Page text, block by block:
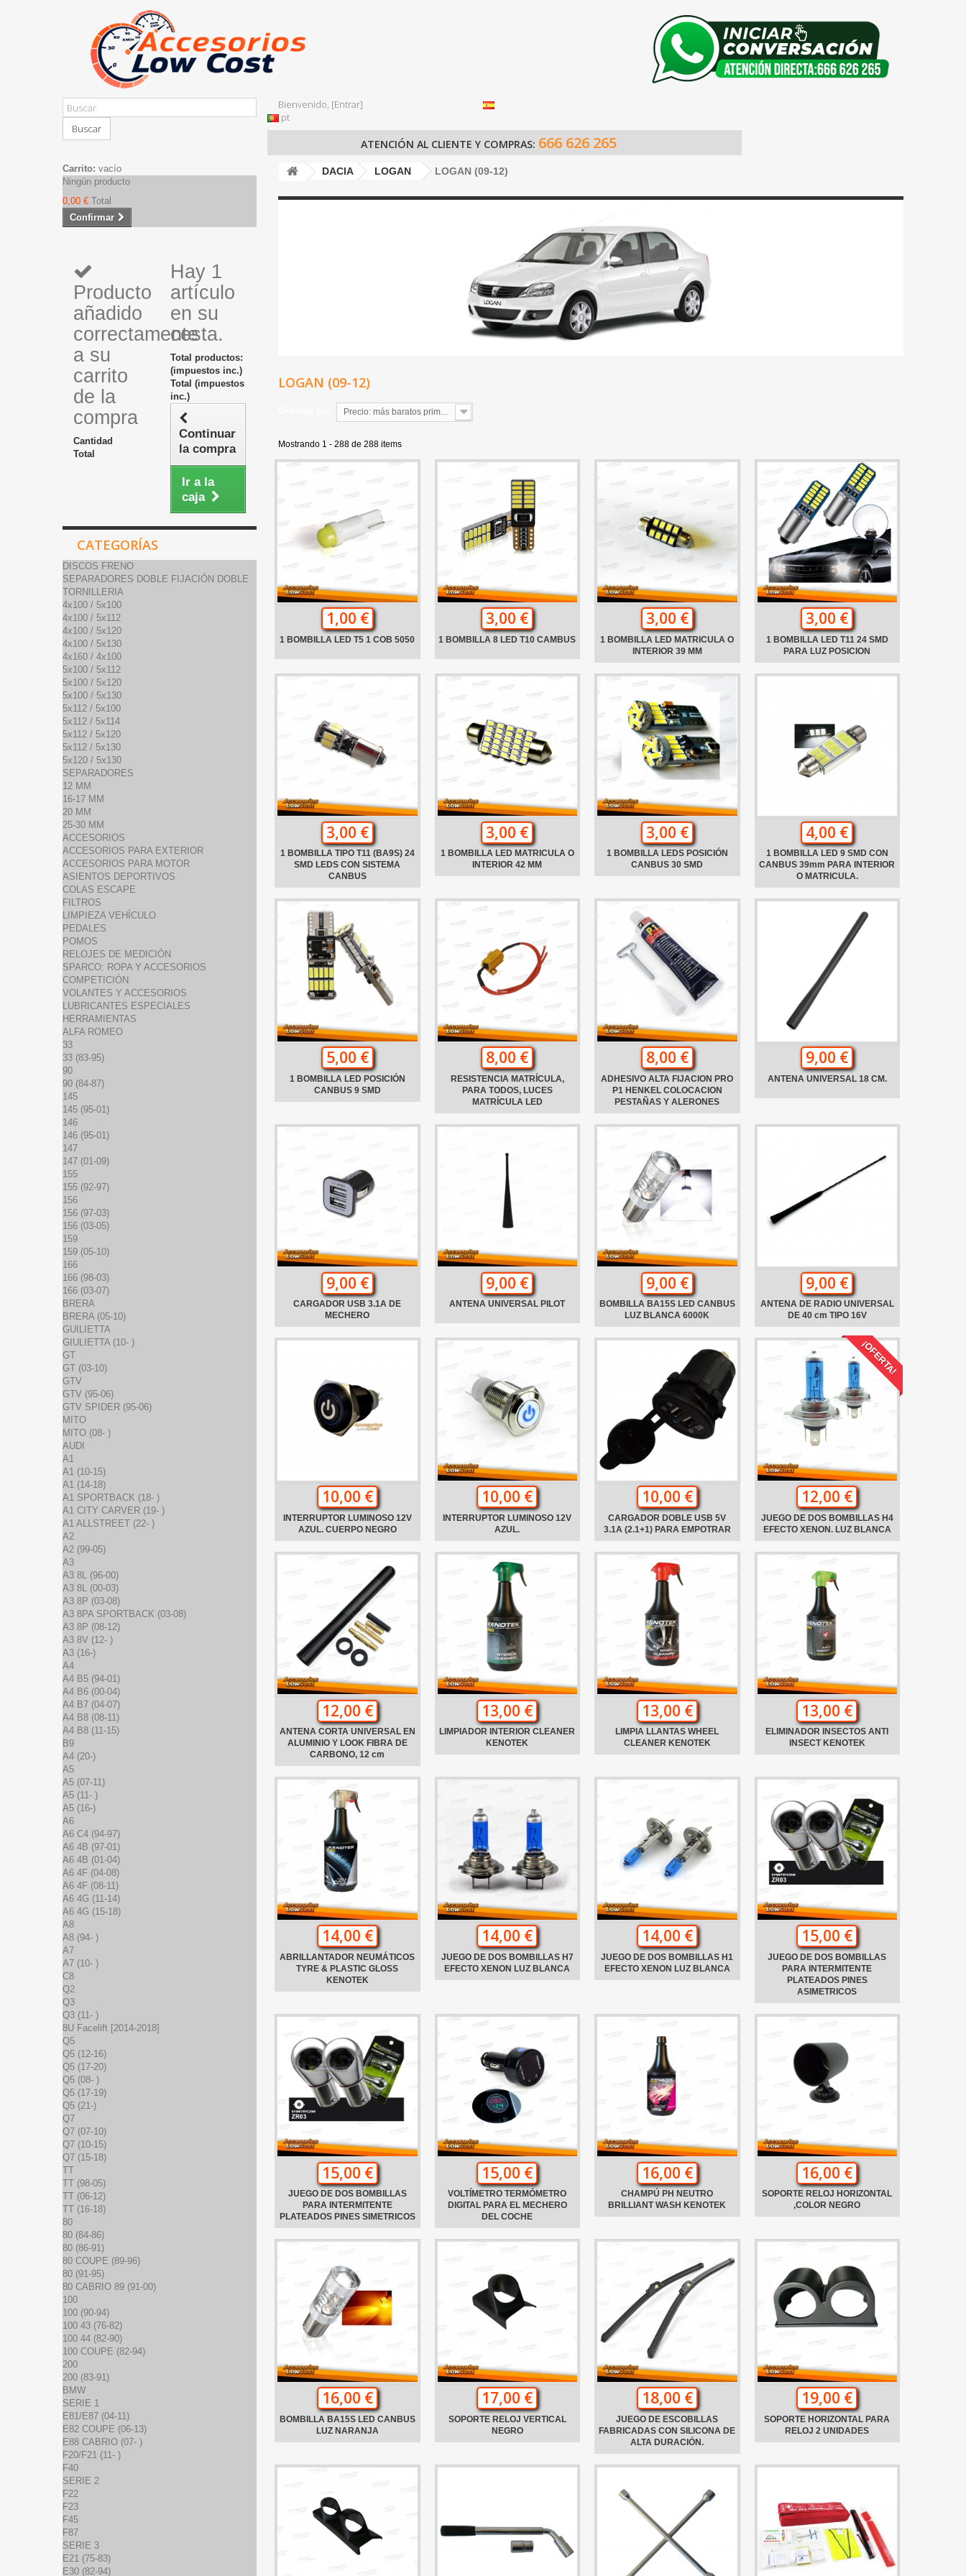
Buscar
Bienvenido, [Entrar]
pt
ATENCIÓN AL CLIENTE Y COMPRAS: 666 626 265
Carrito: vacío
Ningún producto
0,00 € Total
Confirmar
Producto
añadido
correctamente
a su
carrito
de la
compra
Cantidad
Total
Hay 1
artículo
en su
cesta.
Total productos:
(impuestos inc.)
Total (impuestos
inc.)
Continuar
la compra
Ir a la
caja
CATEGORÍAS
DISCOS FRENO
SEPARADORES DOBLE FIJACIÓN DOBLE
TORNILLERIA
4x100 / 5x100
4x100 / 5x112
4x100 / 5x120
4x100 / 5x130
4x160 / 4x100
5x100 / 5x112
5x100 / 5x120
5x100 / 5x130
5x112 / 5x100
5x112 / 5x114
5x112 / 5x120
5x112 / 5x130
5x120 / 5x130
SEPARADORES
12 MM
16-17 MM
20 MM
25-30 MM
ACCESORIOS
ACCESORIOS PARA EXTERIOR
ACCESORIOS PARA MOTOR
ASIENTOS DEPORTIVOS
COLAS ESCAPE
FILTROS
LIMPIEZA VEHÍCULO
PEDALES
POMOS
RELOJES DE MEDICIÓN
SPARCO: ROPA Y ACCESORIOS
COMPETICIÓN
VOLANTES Y ACCESORIOS
LUBRICANTES ESPECIALES
HERRAMIENTAS
ALFA ROMEO
33
33 (83-95)
90
90 (84-87)
145
145 (95-01)
146
146 (95-01)
147
147 (01-09)
155
155 (92-97)
156
156 (97-03)
156 (03-05)
159
159 (05-10)
166
166 (98-03)
166 (03-07)
BRERA
BRERA (05-10)
GUILIETTA
GIULIETTA (10- )
GT
GT (03-10)
GTV
GTV (95-06)
GTV SPIDER (95-06)
MITO
MITO (08- )
AUDI
A1
A1 (10-15)
A1 (14-18)
A1 SPORTBACK (18- )
A1 CITY CARVER (19- )
A1 ALLSTREET (22- )
A2
A2 (99-05)
A3
A3 8L (96-00)
A3 8L (00-03)
A3 8P (03-08)
A3 8PA SPORTBACK (03-08)
A3 8P (08-12)
A3 8V (12- )
A3 (16-)
A4
A4 B5 (94-01)
A4 B6 (00-04)
A4 B7 (04-07)
A4 B8 (08-11)
A4 B8 (11-15)
B9
A4 (20-)
A5
A5 (07-11)
A5 (11- )
A5 (16-)
A6
A6 C4 (94-97)
A6 4B (97-01)
A6 4B (01-04)
A6 4F (04-08)
A6 4F (08-11)
A6 4G (11-14)
A6 4G (15-18)
A8
A8 (94- )
A7
A7 (10- )
C8
Q2
Q3
Q3 (11- )
8U Facelift [2014-2018]
Q5
Q5 (12-16)
Q5 (17-20)
Q5 (08- )
Q5 (17-19)
Q5 (21-)
Q7
Q7 (07-10)
Q7 (10-15)
Q7 (15-18)
TT
TT (98-05)
TT (06-12)
TT (16-18)
80
80 (84-86)
80 (86-91)
80 COUPE (89-96)
80 (91-95)
80 CABRIO 89 (91-00)
100
100 (90-94)
100 43 (76-82)
100 44 (82-90)
100 COUPE (82-94)
200
200 (83-91)
BMW
SERIE 1
E81/E87 (04-11)
E82 COUPE (06-13)
E88 CABRIO (07- )
F20/F21 (11- )
F40
SERIE 2
F22
F23
F45
F87
SERIE 3
E21 (75-83)
E30 (82-94)
DACIA LOGAN LOGAN (09-12)
LOGAN (09-12)
Precio: más baratos primero
Mostrando 1 - 288 de 288 items
1,00 €
1 BOMBILLA LED T5 1 COB 5050
3,00 €
1 BOMBILLA 8 LED T10 CAMBUS
3,00 €
1 BOMBILLA LED MATRICULA O
INTERIOR 39 MM
3,00 €
1 BOMBILLA LED T11 24 SMD
PARA LUZ POSICION
3,00 €
1 BOMBILLA TIPO T11 (BA9S) 24
SMD LEDS CON SISTEMA
CANBUS
3,00 €
1 BOMBILLA LED MATRICULA O
INTERIOR 42 MM
3,00 €
1 BOMBILLA LEDS POSICIÓN
CANBUS 30 SMD
4,00 €
1 BOMBILLA LED 9 SMD CON
CANBUS 39mm PARA INTERIOR
O MATRICULA.
5,00 €
1 BOMBILLA LED POSICIÓN
CANBUS 9 SMD
8,00 €
RESISTENCIA MATRÍCULA,
PARA TODOS, LUCES
MATRÍCULA LED
8,00 €
ADHESIVO ALTA FIJACION PRO
P1 HENKEL COLOCACION
PESTAÑAS Y ALERONES
9,00 €
ANTENA UNIVERSAL 18 CM.
9,00 €
CARGADOR USB 3.1A DE
MECHERO
9,00 €
ANTENA UNIVERSAL PILOT
9,00 €
BOMBILLA BA15S LED CANBUS
LUZ BLANCA 6000K
9,00 €
ANTENA DE RADIO UNIVERSAL
DE 40 cm TIPO 16V
10,00 €
INTERRUPTOR LUMINOSO 12V
AZUL. CUERPO NEGRO
10,00 €
INTERRUPTOR LUMINOSO 12V
AZUL.
10,00 €
CARGADOR DOBLE USB 5V
3.1A (2.1+1) PARA EMPOTRAR
¡OFERTA!
12,00 €
JUEGO DE DOS BOMBILLAS H4
EFECTO XENON. LUZ BLANCA
12,00 €
ANTENA CORTA UNIVERSAL EN
ALUMINIO Y LOOK FIBRA DE
CARBONO, 12 cm
13,00 €
LIMPIADOR INTERIOR CLEANER
KENOTEK
13,00 €
LIMPIA LLANTAS WHEEL
CLEANER KENOTEK
13,00 €
ELIMINADOR INSECTOS ANTI
INSECT KENOTEK
14,00 €
ABRILLANTADOR NEUMÁTICOS
TYRE & PLASTIC GLOSS
KENOTEK
14,00 €
JUEGO DE DOS BOMBILLAS H7
EFECTO XENON LUZ BLANCA
14,00 €
JUEGO DE DOS BOMBILLAS H1
EFECTO XENON LUZ BLANCA
15,00 €
JUEGO DE DOS BOMBILLAS
PARA INTERMITENTE
PLATEADOS PINES
ASIMETRICOS
15,00 €
JUEGO DE DOS BOMBILLAS
PARA INTERMITENTE
PLATEADOS PINES SIMETRICOS
15,00 €
VOLTÍMETRO TERMÓMETRO
DIGITAL PARA EL MECHERO
DEL COCHE
16,00 €
CHAMPÚ PH NEUTRO
BRILLIANT WASH KENOTEK
16,00 €
SOPORTE RELOJ HORIZONTAL
,COLOR NEGRO
16,00 €
BOMBILLA BA15S LED CANBUS
LUZ NARANJA
17,00 €
SOPORTE RELOJ VERTICAL
NEGRO
18,00 €
JUEGO DE ESCOBILLAS
FABRICADAS CON SILICONA DE
ALTA DURACIÓN.
19,00 €
SOPORTE HORIZONTAL PARA
RELOJ 2 UNIDADES